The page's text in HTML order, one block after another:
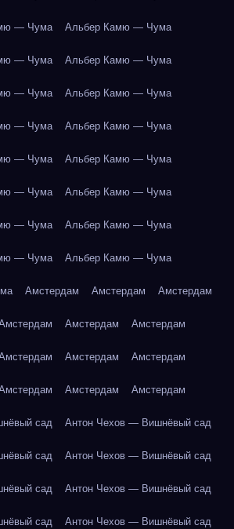
— Чума Альбер Камю — Чума
— Чума Альбер Камю — Чума
— Чума Альбер Камю — Чума
— Чума Альбер Камю — Чума
— Чума Альбер Камю — Чума
— Чума Альбер Камю — Чума
— Чума Альбер Камю — Чума
— Чума Альбер Камю — Чума
Амстердам Амстердам Амстердам
Амстердам Амстердам
Амстердам Амстердам
Амстердам Амстердам
сад Антон Чехов — Вишнёвый сад
сад Антон Чехов — Вишнёвый сад
сад Антон Чехов — Вишнёвый сад
сад Антон Чехов — Вишнёвый сад